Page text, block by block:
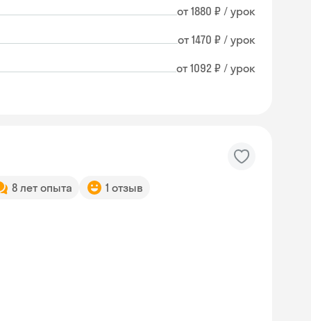
от 1880 ₽ / урок
от 1470 ₽ / урок
от 1092 ₽ / урок
8 лет опыта 1 отзыв